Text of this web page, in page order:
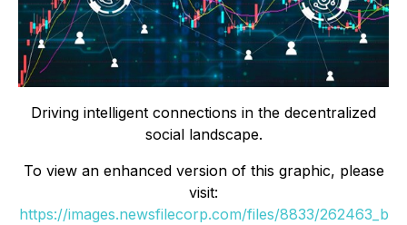
Driving intelligent connections in the decentralized
social landscape.
To view an enhanced version of this graphic, please
visit:
https://images.newsfilecorp.com/files/8833/262463_b